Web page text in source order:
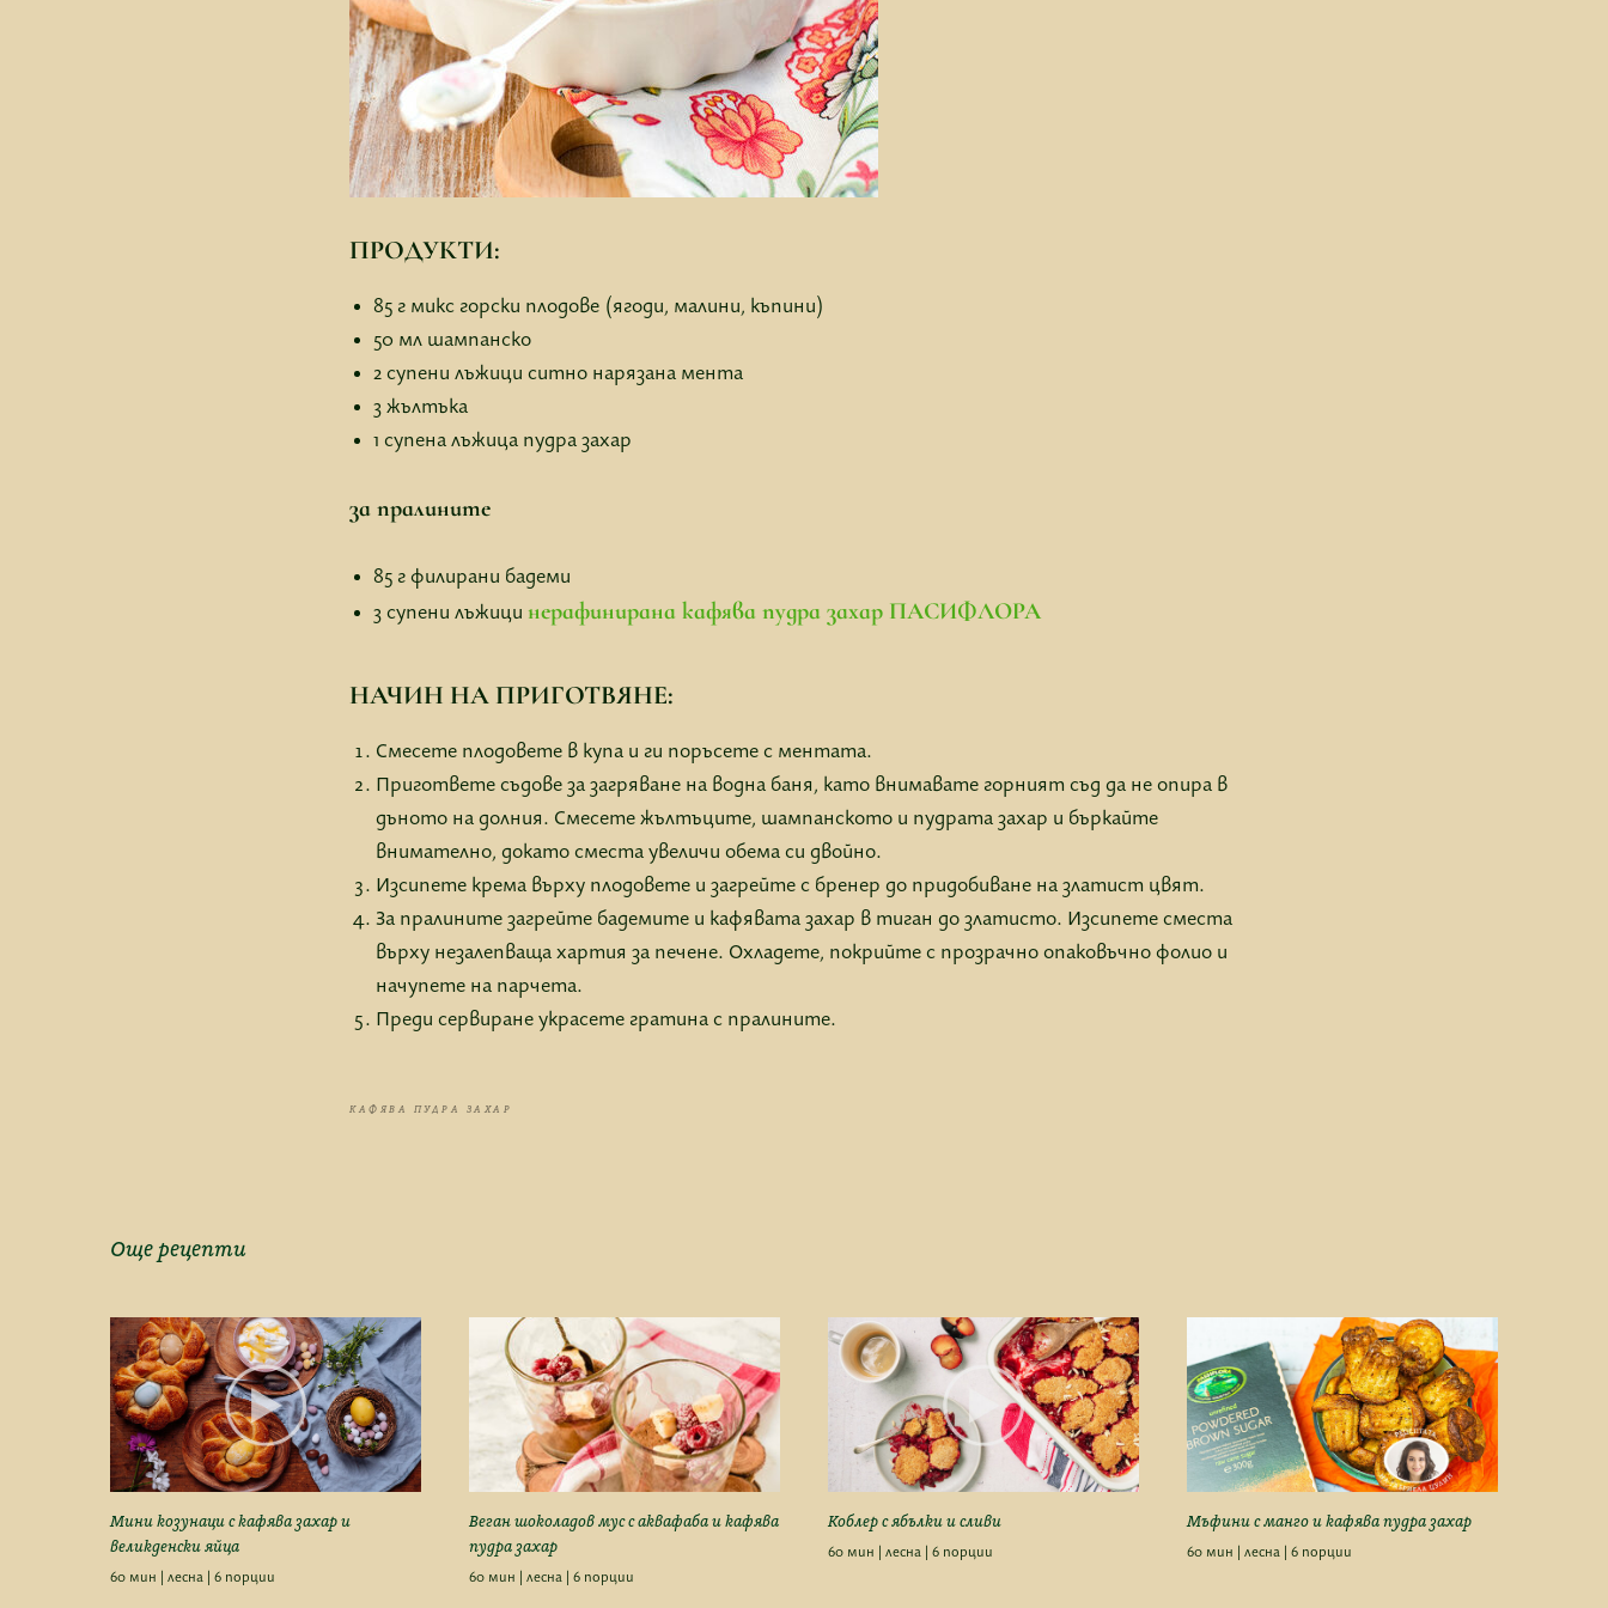
ПРОДУКТИ:
85 г микс горски плодове (ягоди, малини, къпини)
50 мл шампанско
2 супени лъжици ситно нарязана мента
3 жълтъка
1 супена лъжица пудра захар
за пралините
85 г филирани бадеми
3 супени лъжици нерафинирана кафява пудра захар ПАСИФЛОРА
НАЧИН НА ПРИГОТВЯНЕ:
Смесете плодовете в купа и ги поръсете с ментата.
Пригответе съдове за загряване на водна баня, като внимавате горният съд да не опира в
дъното на долния. Смесете жълтъците, шампанското и пудрата захар и бъркайте
внимателно, докато сместа увеличи обема си двойно.
Изсипете крема върху плодовете и загрейте с бренер до придобиване на златист цвят.
За пралините загрейте бадемите и кафявата захар в тиган до златисто. Изсипете сместа
върху незалепваща хартия за печене. Охладете, покрийте с прозрачно опаковъчно фолио и
начупете на парчета.
Преди сервиране украсете гратина с пралините.
КАФЯВА ПУДРА ЗАХАР
Още рецепти
Мини козунаци с кафява захар и
великденски яйца
60 мин | лесна | 6 порции
Веган шоколадов мус с аквафаба и кафява
пудра захар
60 мин | лесна | 6 порции
Коблер с ябълки и сливи
60 мин | лесна | 6 порции
Мъфини с манго и кафява пудра захар
60 мин | лесна | 6 порции